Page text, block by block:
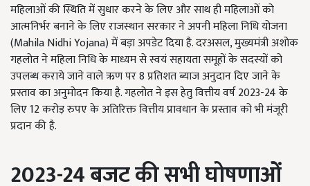
महिलाओं की स्थिति में सुधार करने के लिए और साथ ही महिलाओं को
आत्मनिर्भर बनाने के लिए राजस्थान सरकार ने अपनी महिला निधि योजना
(Mahila Nidhi Yojana) में बड़ा अपडेट दिया है. दरअसल, मुख्यमंत्री अशोक
गहलोत ने महिला निधि के माध्यम से स्वयं सहायता समूहों के सदस्यों को
उपलब्ध कराये जाने वाले ऋण पर 8 प्रतिशत ब्याज अनुदान दिए जाने के
प्रस्ताव का अनुमोदन किया है. गहलोत ने इस हेतु वित्तीय वर्ष 2023-24 के
लिए 12 करोड़ रुपए के अतिरिक्त वित्तीय प्रावधान के प्रस्ताव को भी मंजूरी
प्रदान की है.
2023-24बजटकी सभी घोषणाओं